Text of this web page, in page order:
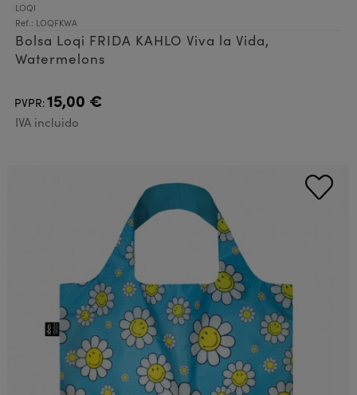
LOQI
Ref.: LOQFKWA
Bolsa Loqi FRIDA KAHLO Viva la Vida,
Watermelons
PVPR:15,00 €
IVA incluido